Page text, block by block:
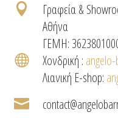

Γραφεία &
Αθήνα
ΓΕΜΗ:
 Χονδρική :
Λιανική E-shop:
